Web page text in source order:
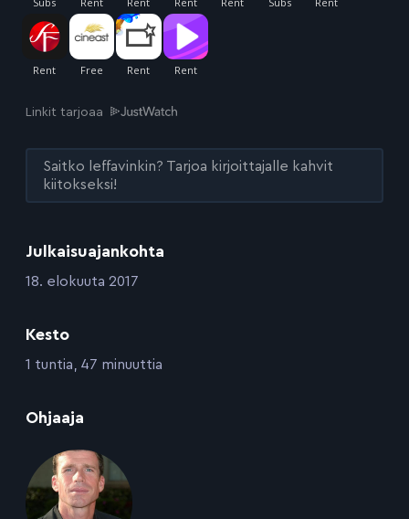
Julkaisuajankohta
:18. elokuuta 2017
Kesto
:1 tuntia, 47 minuuttia
Ohjaaja
Linkit tarjoaa
Saitko leffavinkin? Tarjoa kirjoittajalle kahvit
kiitokseksi!